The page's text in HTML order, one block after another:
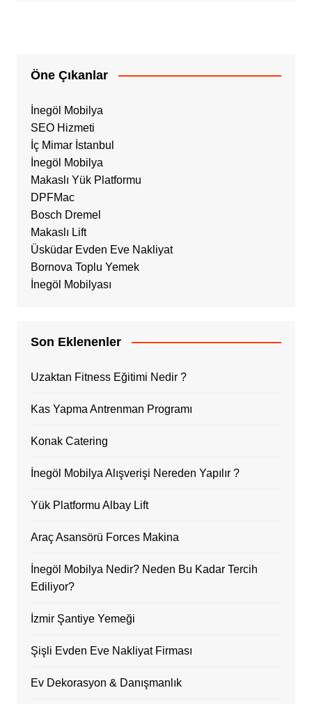
Öne Çıkanlar
İnegöl Mobilya
SEO Hizmeti
İç Mimar İstanbul
İnegöl Mobilya
Makaslı Yük Platformu
DPFMac
Bosch Dremel
Makaslı Lift
Üsküdar Evden Eve Nakliyat
Bornova Toplu Yemek
İnegöl Mobilyası
Son Eklenenler
Uzaktan Fitness Eğitimi Nedir ?
Kas Yapma Antrenman Programı
Konak Catering
İnegöl Mobilya Alışverişi Nereden Yapılır ?
Yük Platformu Albay Lift
Araç Asansörü Forces Makina
İnegöl Mobilya Nedir? Neden Bu Kadar Tercih
Ediliyor?
İzmir Şantiye Yemeği
Şişli Evden Eve Nakliyat Firması
Ev Dekorasyon & Danışmanlık